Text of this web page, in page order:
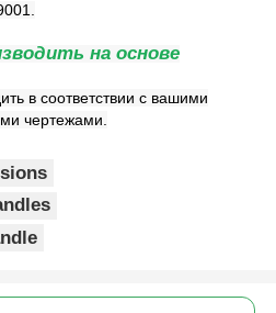
профили
профиль
на основе
в соответствии с вашими
чертежами.